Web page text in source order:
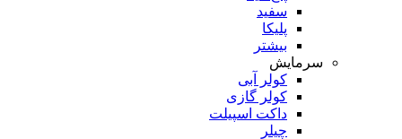
سفید
پلیکا
بیشتر
سرمایش
کولر آبی
کولر گازی
داکت اسپیلت
چیلر